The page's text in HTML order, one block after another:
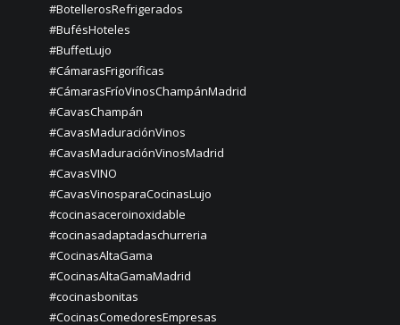
#BotellerosRefrigerados
#BufésHoteles
#BuffetLujo
#CámarasFrigoríficas
#CámarasFríoVinosChampánMadrid
#CavasChampán
#CavasMaduraciónVinos
#CavasMaduraciónVinosMadrid
#CavasVINO
#CavasVinosparaCocinasLujo
#cocinasaceroinoxidable
#cocinasadaptadaschurreria
#CocinasAltaGama
#CocinasAltaGamaMadrid
#cocinasbonitas
#CocinasComedoresEmpresas